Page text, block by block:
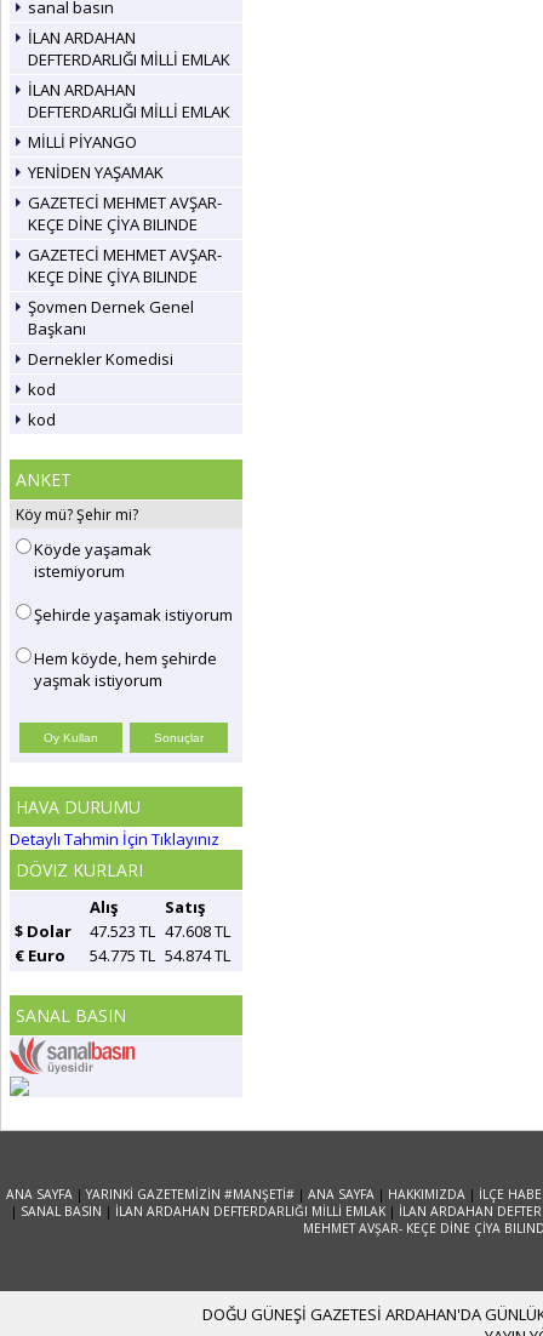
sanal basın
İLAN ARDAHAN
DEFTERDARLIĞI MİLLİ EMLAK
İLAN ARDAHAN
DEFTERDARLIĞI MİLLİ EMLAK
MİLLİ PİYANGO
YENİDEN YAŞAMAK
GAZETECİ MEHMET AVŞAR-
KEÇE DİNE ÇİYA BILINDE
GAZETECİ MEHMET AVŞAR-
KEÇE DİNE ÇİYA BILINDE
Şovmen Dernek Genel
Başkanı
Dernekler Komedisi
kod
kod
ANKET
Köy mü? Şehir mi?
Köyde yaşamak
istemiyorum
Şehirde yaşamak istiyorum
Hem köyde, hem şehirde
yaşmak istiyorum
HAVA DURUMU
Detaylı Tahmin İçin Tıklayınız
DÖVIZ KURLARI
Alış
Satış
$ Dolar
47.523 TL 47.608 TL
€ Euro
54.775 TL 54.874 TL
SANAL BASIN
ANA SAYFA |YARINKİ GAZETEMİZİN #MANŞETİ# |ANA SAYFA | HAKKIMIZDA | İLÇE
| SANAL BASIN | İLAN ARDAHAN DEFTERDARLIĞI MİLLİ EMLAK | İLAN ARDAHAN
MEHMET AVŞAR- KEÇE DİNE ÇİYA
DOĞU GÜNEŞİ GAZETESİ ARDAHAN'DA